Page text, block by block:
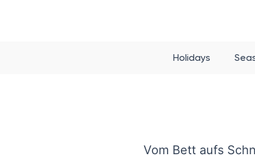
Holidays
Vom Bett aufs